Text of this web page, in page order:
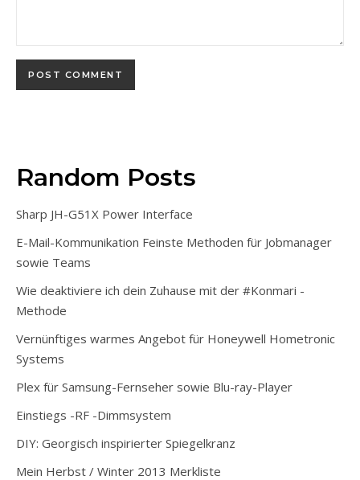
Random Posts
Sharp JH-G51X Power Interface
E-Mail-Kommunikation Feinste Methoden für Jobmanager
sowie Teams
Wie deaktiviere ich dein Zuhause mit der #Konmari -
Methode
Vernünftiges warmes Angebot für Honeywell Hometronic
Systems
Plex für Samsung-Fernseher sowie Blu-ray-Player
Einstiegs -RF -Dimmsystem
DIY: Georgisch inspirierter Spiegelkranz
Mein Herbst / Winter 2013 Merkliste